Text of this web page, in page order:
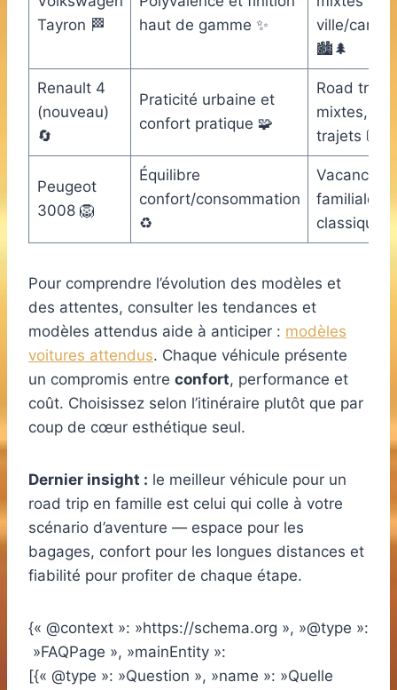
Tayron 🏁
haut de gamme ✨
ville/
🏙️🌲
Renault 4
(nouveau)
🔄
Praticité urbaine et
confort pratique 🧩
Road trips
mixtes,
trajets 🚦
Peugeot
3008 🦁
Équilibre
confort/consommation
♻️
Vacances
familiales
Pour comprendre l’évolution des modèles et
des attentes, consulter les tendances et
modèles attendus aide à anticiper : modèles
voitures attendus. Chaque véhicule présente
un compromis entre confort, performance et
coût. Choisissez selon l’itinéraire plutôt que par
coup de cœur esthétique seul.
Dernier insight : le meilleur véhicule pour un
road trip en famille est celui qui colle à votre
scénario d’aventure — espace pour les
bagages, confort pour les longues distances et
fiabilité pour profiter de chaque étape.
{« @context »: »https://schema.org », »@type »:
»FAQPage », »mainEntity »:
[{« @type »: »Question », »name »: »Quelle